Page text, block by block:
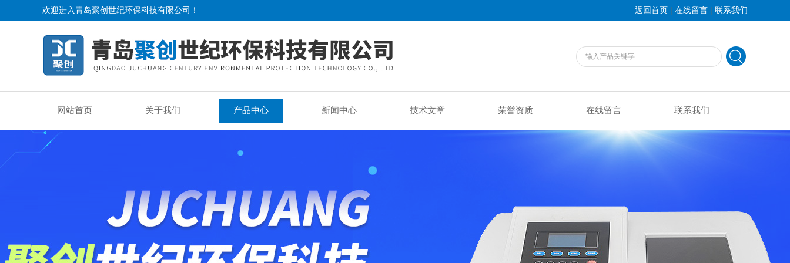
欢迎进入青岛聚创世纪环保科技有限公司！ 返回首页 | 在线留言 | 联系我们
网站首页 关于我们 产品中心 新闻中心 技术文章 荣誉资质 在线留言 联系我们